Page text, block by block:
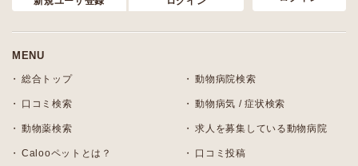
MENU
総合トップ 動物病院検索
口コミ検索 動物病気 / 症状検索
動物薬検索 求人を募集している動物病院
Calooペットとは？ 口コミ投稿